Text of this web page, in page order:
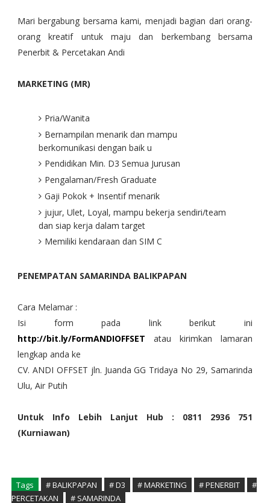
Mari bergabung bersama kami, menjadi bagian dari orang-
orang kreatif untuk maju dan berkembang bersama
Penerbit & Percetakan Andi
MARKETING (MR)
Pria/Wanita
Bernampilan menarik dan mampu
berkomunikasi dengan baik u
Pendidikan Min. D3 Semua Jurusan
Pengalaman/Fresh Graduate
Gaji Pokok + Insentif menarik
jujur, Ulet, Loyal, mampu bekerja sendiri/team
dan siap kerja dalam target
Memiliki kendaraan dan SIM C
PENEMPATAN SAMARINDA BALIKPAPAN
Cara Melamar :
Isi form pada link berikut ini
http://bit.ly/FormANDIOFFSET atau kirimkan lamaran
lengkap anda ke
CV. ANDI OFFSET jln. Juanda GG Tridaya No 29, Samarinda
Ulu, Air Putih
Untuk Info Lebih Lanjut Hub : 0811 2936 751
(Kurniawan)
Tags # BALIKPAPAN # D3 # MARKETING # PENERBIT
#
PERCETAKAN
# SAMARINDA